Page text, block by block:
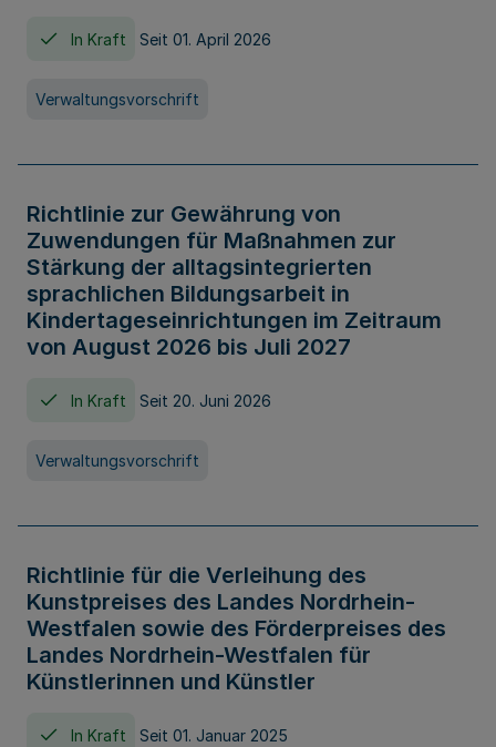
In Kraft Seit 01. April 2026
Verwaltungsvorschrift
Richtlinie zur Gewährung von
Zuwendungen für Maßnahmen zur
Stärkung der alltagsintegrierten
sprachlichen Bildungsarbeit in
Kindertageseinrichtungen im Zeitraum
von August 2026 bis Juli 2027
In Kraft Seit 20. Juni 2026
Verwaltungsvorschrift
Richtlinie für die Verleihung des
Kunstpreises des Landes Nordrhein-
Westfalen sowie des Förderpreises des
Landes Nordrhein-Westfalen für
Künstlerinnen und Künstler
In Kraft Seit 01. Januar 2025